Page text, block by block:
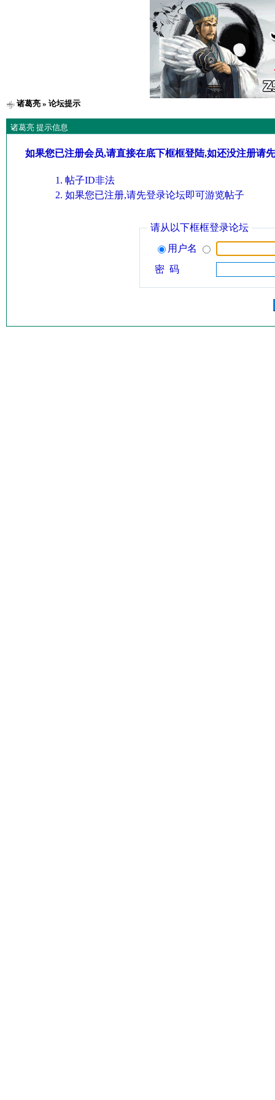
诸葛亮» 论坛提示
诸葛亮 提示信息
如果您已注册会员,请直接在底下框框登陆,如还没注册请
帖子ID非法
如果您已注册,请先登录论坛即可游览帖子
请从以下框框登录论坛
用户名
密 码